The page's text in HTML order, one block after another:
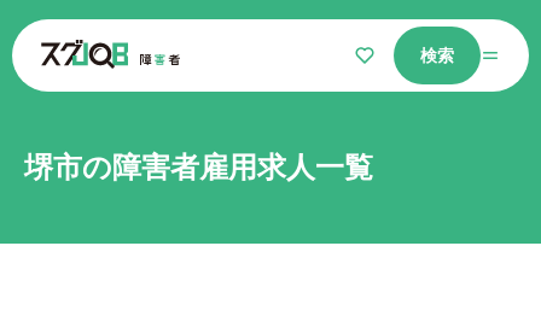
検索
仕事をさがす
気になるリスト
堺市の障害者雇用求人一覧